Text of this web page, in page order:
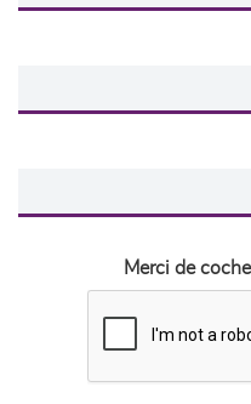
Merci de